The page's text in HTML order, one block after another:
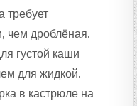
требует
чем дроблёная.
густой каши
для жидкой.
в кастрюле на